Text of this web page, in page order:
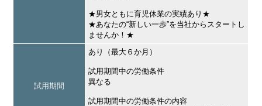
★男女ともに育児休業の実績あり★
★あなたの“新しい一歩”を当社からスタートし
ませんか！★
試用期間
あり（最大６か月）
試用期間中の労働条件
異なる
試用期間中の労働条件の内容